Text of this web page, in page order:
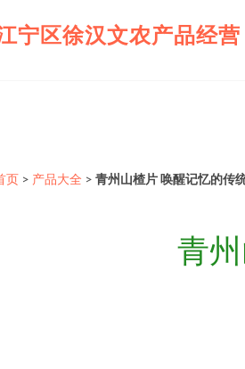
宁区徐汉文农产品经营
页 > 产品大全 > 青州山楂片 唤醒记忆的传
青